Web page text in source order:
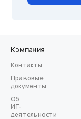
Компания
Контакты
Правовые
документы
Об
ИТ-
деятельности